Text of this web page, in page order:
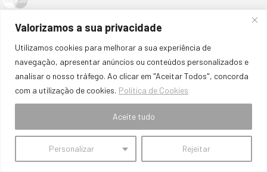
Valorizamos a sua privacidade
Utilizamos cookies para melhorar a sua experiência de
navegação, apresentar anúncios ou conteúdos personalizados e
analisar o nosso tráfego. Ao clicar em "Aceitar Todos", concorda
com a utilização de cookies. Política de Cookies
Personalizar Rejeitar
Aceite tudo
Quem Somos
PROMOÇÕES
Termos e Condições
Política de Privacidade
Política de Cookies
Livro de Reclamações Online
© 2026 Sem Fronteiras Parts. Powered by
Like My Web
Reserved.